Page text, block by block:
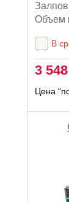
Объем
В
3
Цена